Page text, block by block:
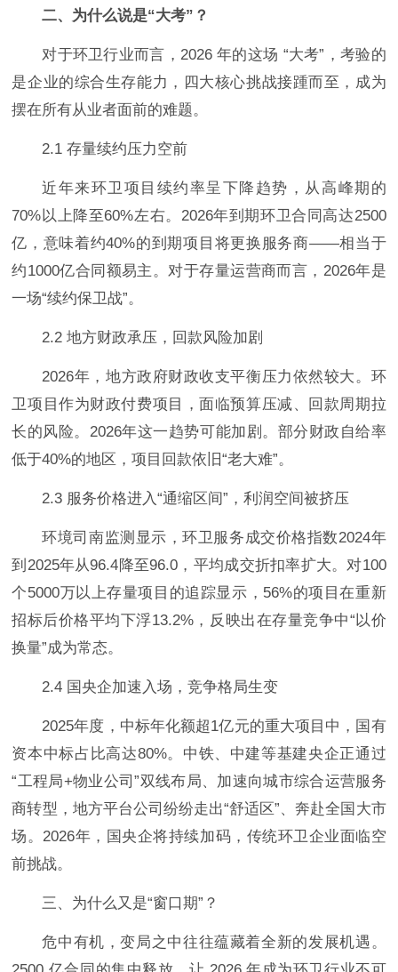
二、为什么说是“大考”？
对于环卫行业而言，2026 年的这场 “大考”，考验的
是企业的综合生存能力，四大核心挑战接踵而至，成为
摆在所有从业者面前的难题。
2.1 存量续约压力空前
近年来环卫项目续约率呈下降趋势，从高峰期的
70%以上降至60%左右。2026年到期环卫合同高达2500
亿，意味着约40%的到期项目将更换服务商——相当于
约1000亿合同额易主。对于存量运营商而言，2026年是
一场“续约保卫战”。
2.2 地方财政承压，回款风险加剧
2026年，地方政府财政收支平衡压力依然较大。环
卫项目作为财政付费项目，面临预算压减、回款周期拉
长的风险。2026年这一趋势可能加剧。部分财政自给率
低于40%的地区，项目回款依旧“老大难”。
2.3 服务价格进入“通缩区间”，利润空间被挤压
环境司南监测显示，环卫服务成交价格指数2024年
到2025年从96.4降至96.0，平均成交折扣率扩大。对100
个5000万以上存量项目的追踪显示，56%的项目在重新
招标后价格平均下浮13.2%，反映出在存量竞争中“以价
换量”成为常态。
2.4 国央企加速入场，竞争格局生变
2025年度，中标年化额超1亿元的重大项目中，国有
资本中标占比高达80%。中铁、中建等基建央企正通过
“工程局+物业公司”双线布局、加速向城市综合运营服务
商转型，地方平台公司纷纷走出“舒适区”、奔赴全国大市
场。2026年，国央企将持续加码，传统环卫企业面临空
前挑战。
三、为什么又是“窗口期”？
危中有机，变局之中往往蕴藏着全新的发展机遇。